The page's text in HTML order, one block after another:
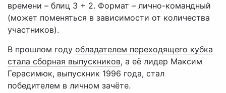
времени – блиц 3 + 2. Формат – лично-командный
(может поменяться в зависимости от количества
участников).
В прошлом году обладателем переходящего кубка
стала сборная выпускников, а её лидер Максим
Герасимюк, выпускник 1996 года, стал
победителем в личном зачёте.